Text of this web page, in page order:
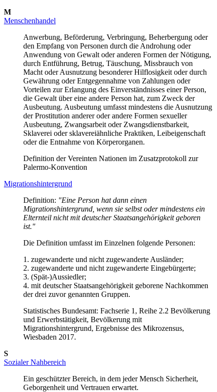
M
Menschenhandel
Anwerbung, Beförderung, Verbringung, Beherbergung oder
den Empfang von Personen durch die Androhung oder
Anwendung von Gewalt oder anderen Formen der Nötigung,
durch Entführung, Betrug, Täuschung, Missbrauch von
Macht oder Ausnutzung besonderer Hilflosigkeit oder durch
Gewährung oder Entgegennahme von Zahlungen oder
Vorteilen zur Erlangung des Einverständnisses einer Person,
die Gewalt über eine andere Person hat, zum Zweck der
Ausbeutung. Ausbeutung umfasst mindestens die Ausnutzung
der Prostitution anderer oder andere Formen sexueller
Ausbeutung, Zwangsarbeit oder Zwangsdienstbarkeit,
Sklaverei oder sklavereiähnliche Praktiken, Leibeigenschaft
oder die Entnahme von Körperorganen.
Definition der Vereinten Nationen im Zusatzprotokoll zur
Palermo-Konvention
Migrationshintergrund
Definition: "Eine Person hat dann einen
Migrationshintergrund, wenn sie selbst oder mindestens ein
Elternteil nicht mit deutscher Staatsangehörigkeit geboren
ist."
Die Definition umfasst im Einzelnen folgende Personen:
1. zugewanderte und nicht zugewanderte Ausländer;
2. zugewanderte und nicht zugewanderte Eingebürgerte;
3. (Spät-)Aussiedler;
4. mit deutscher Staatsangehörigkeit geborene Nachkommen
der drei zuvor genannten Gruppen.
Statistisches Bundesamt: Fachserie 1, Reihe 2.2 Bevölkerung
und Erwerbstätigkeit, Bevölkerung mit
Migrationshintergrund, Ergebnisse des Mikrozensus,
Wiesbaden 2017.
S
Sozialer Nahbereich
Ein geschützter Bereich, in dem jeder Mensch Sicherheit,
Geborgenheit und Vertrauen erwartet.